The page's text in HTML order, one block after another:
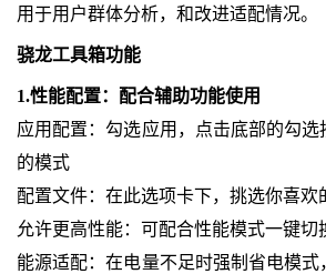
用于用户群体分析，和改进适配情况。
骁龙工具箱功能
1.性能配置：配合辅助功能使用
应用配置：勾选应用，点击底部的勾选
的模式
配置文件：在此选项卡下，挑选你喜欢
允许更高性能：可配合性能模式一键切
能源适配：在电量不足时强制省电模式